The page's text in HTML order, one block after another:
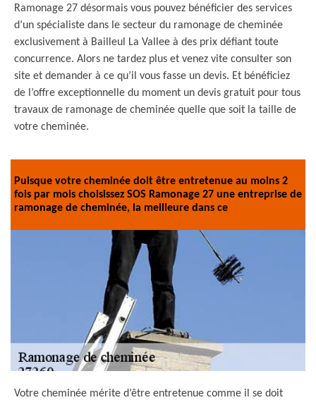
Ramonage 27 désormais vous pouvez bénéficier des services
d’un spécialiste dans le secteur du ramonage de cheminée
exclusivement à Bailleul La Vallee à des prix défiant toute
concurrence. Alors ne tardez plus et venez vite consulter son
site et demander à ce qu’il vous fasse un devis. Et bénéficiez
de l’offre exceptionnelle du moment un devis gratuit pour tous
travaux de ramonage de cheminée quelle que soit la taille de
votre cheminée.
Puisque votre cheminée doit être entretenue au moins 2
fois par mois choisissez SOS Ramonage 27 une entreprise de
ramonage de cheminée, la meilleure dans ce
Votre cheminée mérite d’être entretenue comme il se doit